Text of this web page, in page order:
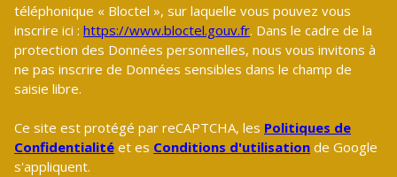
téléphonique « Bloctel », sur laquelle vous pouvez vous
inscrire ici : https://www.bloctel.gouv.fr. Dans le cadre de la
protection des Données personnelles, nous vous invitons à
ne pas inscrire de Données sensibles dans le champ de
saisie libre.
Ce site est protégé par reCAPTCHA, les Politiques de
Confidentialité et es Conditions d'utilisation de Google
s'appliquent.